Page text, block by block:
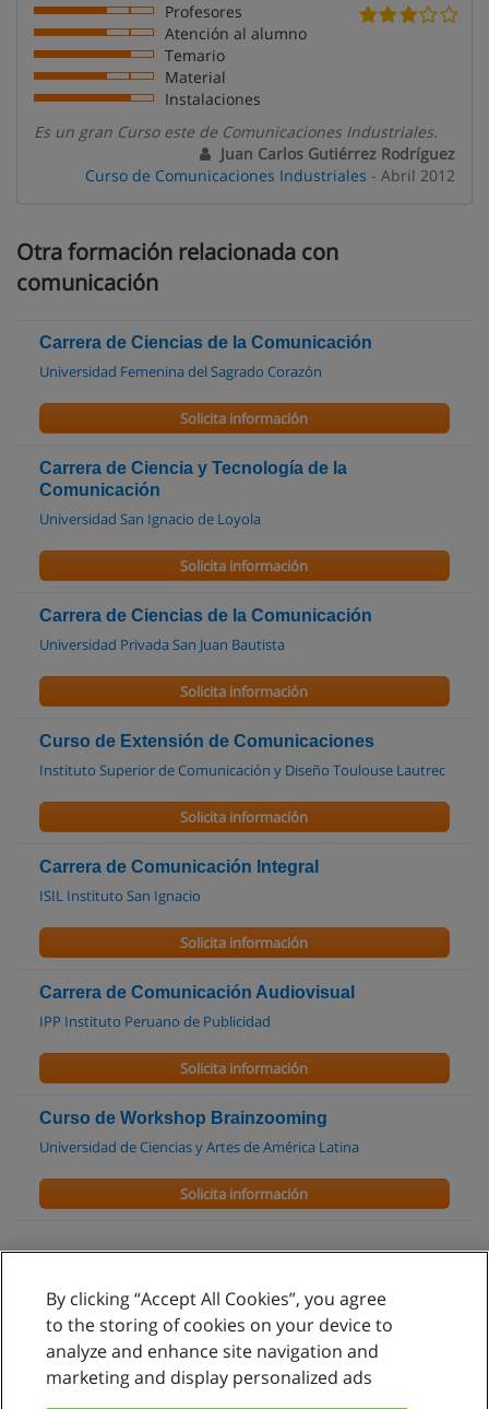
Profesores
Atención al alumno
Temario
Material
Instalaciones
Es un gran Curso este de Comunicaciones Industriales.
Juan Carlos Gutiérrez Rodríguez
Curso de Comunicaciones Industriales - Abril 2012
Otra formación relacionada con
comunicación
Carrera de Ciencias de la Comunicación
Universidad Femenina del Sagrado Corazón
Solicita información
Carrera de Ciencia y Tecnología de la
Comunicación
Universidad San Ignacio de Loyola
Solicita información
Carrera de Ciencias de la Comunicación
Universidad Privada San Juan Bautista
Solicita información
Curso de Extensión de Comunicaciones
Instituto Superior de Comunicación y Diseño Toulouse Lautrec
Solicita información
Carrera de Comunicación Integral
ISIL Instituto San Ignacio
Solicita información
Carrera de Comunicación Audiovisual
IPP Instituto Peruano de Publicidad
Solicita información
Curso de Workshop Brainzooming
Universidad de Ciencias y Artes de América Latina
Solicita información
Reglas de uso
Privacidad de datos
By clicking “Accept All Cookies”, you agree
to the storing of cookies on your device to
analyze and enhance site navigation and
marketing and display personalized ads